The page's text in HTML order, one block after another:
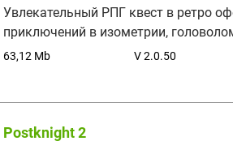
Увлекательный РПГ квест в ретро
приключений в изометрии,
63,12 Mb V 2.0.50
Postknight 2